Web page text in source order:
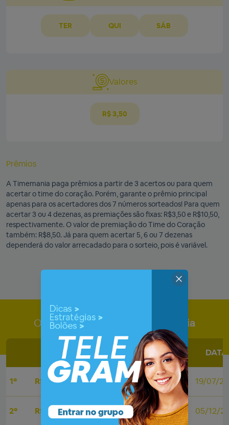
TER QUI SÁB
Valores
R$ 3,50
Prêmios
A Timemania paga prêmios a partir de 3 acertos ou para quem
acertar o time do coração. Porém, garante o prêmio principal
apenas para os acertadores dos 7 números sorteados! Para quem
acertar 3 ou 4 dezenas, as premiações são fixas: R$3,50 e R$10,50,
respectivamente. O valor de premiação do Time do Coração
também: R$8,50. Já para quem acertar 5, 6 ou 7 dezenas
dependerá do valor arrecadado para o sorteio, pois é variável.
Os maiores prêmios da Timemania
VALOR CONCURSO DATA
1º R$ 55.653.685,88 1810 19/07/
2º R$ 32.484.301,48 1115 05/12/